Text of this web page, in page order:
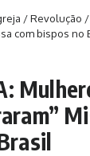
/Revolução /
com bispos no